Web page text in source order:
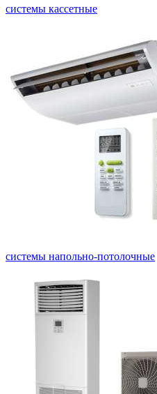
системы кассетные
системы напольно-потолочные